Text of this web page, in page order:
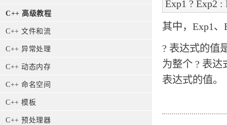
C++ 高级教程
C++ 文件和流
C++ 异常处理
C++ 动态内存
C++ 命名空间
C++ 模板
C++ 预处理器
其中，Exp1
? 表达式的值
为整个 ? 表达
表达式的值。